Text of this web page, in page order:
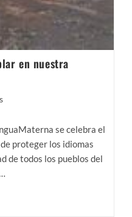
en nuestra
se celebra el
proteger los idiomas
de todos los pueblos del